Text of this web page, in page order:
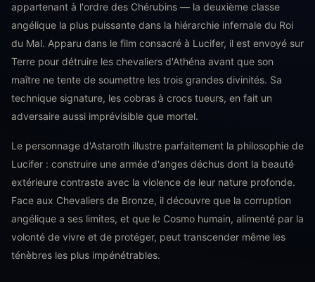
appartenant à l'ordre des Chérubins — la deuxième classe
angélique la plus puissante dans la hiérarchie infernale du Roi
du Mal. Apparu dans le film consacré à Lucifer, il est envoyé sur
Terre pour détruire les chevaliers d'Athéna avant que son
maître ne tente de soumettre les trois grandes divinités. Sa
technique signature, les cobras à crocs tueurs, en fait un
adversaire aussi imprévisible que mortel.
Le personnage d'Astaroth illustre parfaitement la philosophie de
Lucifer : construire une armée d'anges déchus dont la beauté
extérieure contraste avec la violence de leur nature profonde.
Face aux Chevaliers de Bronze, il découvre que la corruption
angélique a ses limites, et que le Cosmo humain, alimenté par la
volonté de vivre et de protéger, peut transcender même les
ténèbres les plus impénétrables.